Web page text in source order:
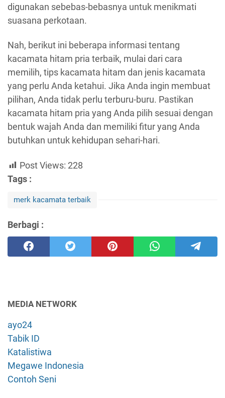
digunakan sebebas-bebasnya untuk menikmati
suasana perkotaan.
Nah, berikut ini beberapa informasi tentang
kacamata hitam pria terbaik, mulai dari cara
memilih, tips kacamata hitam dan jenis kacamata
yang perlu Anda ketahui. Jika Anda ingin membuat
pilihan, Anda tidak perlu terburu-buru. Pastikan
kacamata hitam pria yang Anda pilih sesuai dengan
bentuk wajah Anda dan memiliki fitur yang Anda
butuhkan untuk kehidupan sehari-hari.
Post Views: 228
Tags :
merk kacamata terbaik
Berbagi :
MEDIA NETWORK
ayo24
Tabik ID
Katalistiwa
Megawe Indonesia
Contoh Seni